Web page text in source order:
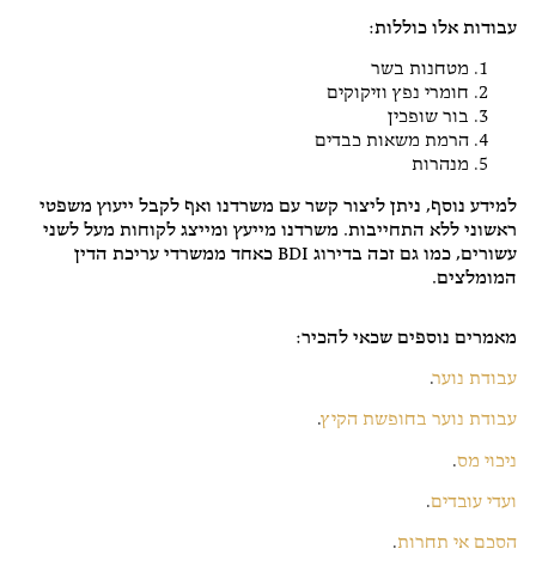
עבודות אלו כוללות:
מטחנות בשר
חומרי נפץ וזיקוקים
בור שופכין
הרמת משאות כבדים
מנהרות
למידע נוסף, ניתן ליצור קשר עם משרדנו ואף לקבל ייעוץ משפטי
ראשוני ללא התחייבות. משרדנו מייעץ ומייצג לקוחות מעל לשני
עשורים, כמו גם זכה בדירוג BDI כאחד ממשרדי עריכת הדין
המומלצים.
מאמרים נוספים שכאי להכיר:
עבודת נוער.
עבודת נוער בחופשת הקיץ.
ניכוי מס.
ועדי עובדים.
הסכם אי תחרות.